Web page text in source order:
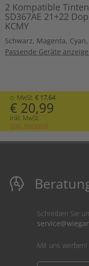
2 Kompatible
SD367AE 21+22
KCMY
Schwarz, Magenta, Cyan,
Passende Geräte
o. MwSt. € 17,64
€ 20,99
inkl. MwSt.
zzgl. Versand
Schreiben Sie
Mit uns werben!